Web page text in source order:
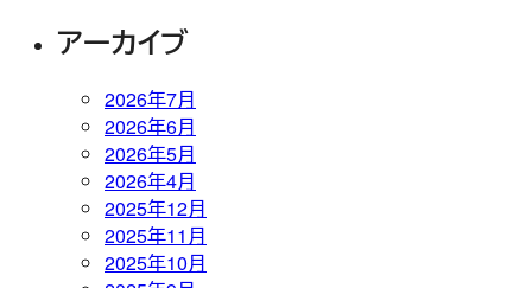
アーカイブ
2026年7月
2026年6月
2026年5月
2026年4月
2025年12月
2025年11月
2025年10月